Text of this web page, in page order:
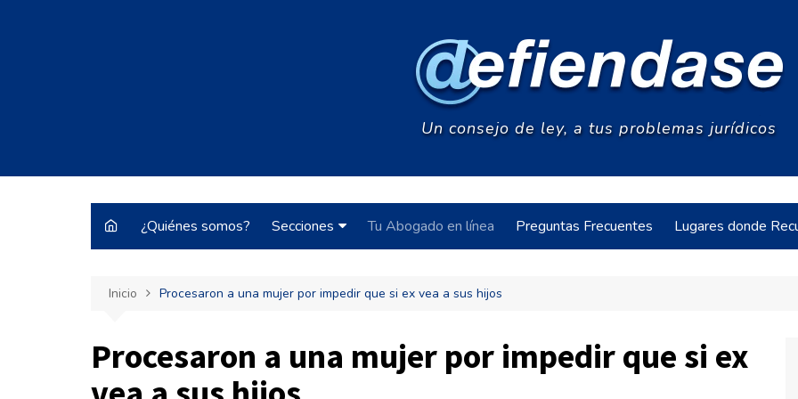
Un consejo de ley, a tus problemas jurídicos
¿Quiénes somos? Secciones
Historias de Burrocracia
ARBA
Pateando Tribunales
Tu Abogado en línea Preguntas Frecuentes Lugares donde
Inicio Procesaron a una mujer por impedir que si ex vea a sus hijos
Procesaron a una mujer por impedir que si ex